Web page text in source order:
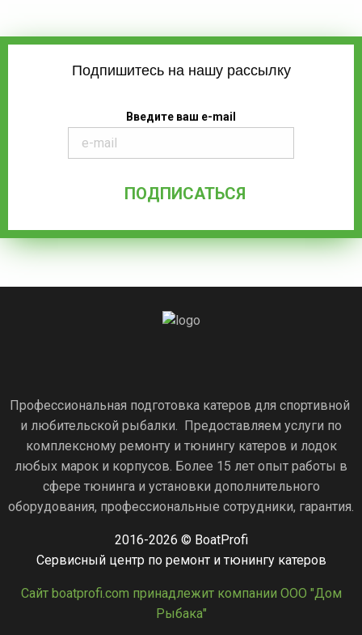
Подпишитесь на нашу рассылку
Введите ваш e-mail
Профессиональная подготовка катеров для спортивной
и любительской рыбалки. Предоставляем услуги по
комплексному ремонту и тюнингу катеров и лодок
любых марок и корпусов. Более 15 лет опыт работы в
сфере тюнинга и установки дополнительного
оборудования, профессиональные сотрудники, гарантия.
2016-2026 © BoatProfi
Сервисный центр по ремонт и тюнингу катеров
Сайт boatprofi.com принадлежит компании ООО "Дом
Рыбака"